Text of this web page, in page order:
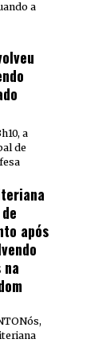
a
a
de
após